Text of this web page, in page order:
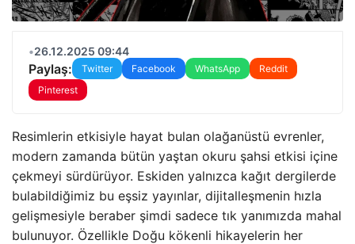
•26.12.2025 09:44
Paylaş: Twitter Facebook WhatsApp
Reddit
Pinterest
Resimlerin etkisiyle hayat bulan olağanüstü evrenler,
modern zamanda bütün yaştan okuru şahsi etkisi içine
çekmeyi sürdürüyor. Eskiden yalnızca kağıt dergilerde
bulabildiğimiz bu eşsiz yayınlar, dijitalleşmenin hızla
gelişmesiyle beraber şimdi sadece tık yanımızda mahal
bulunuyor. Özellikle Doğu kökenli hikayelerin her